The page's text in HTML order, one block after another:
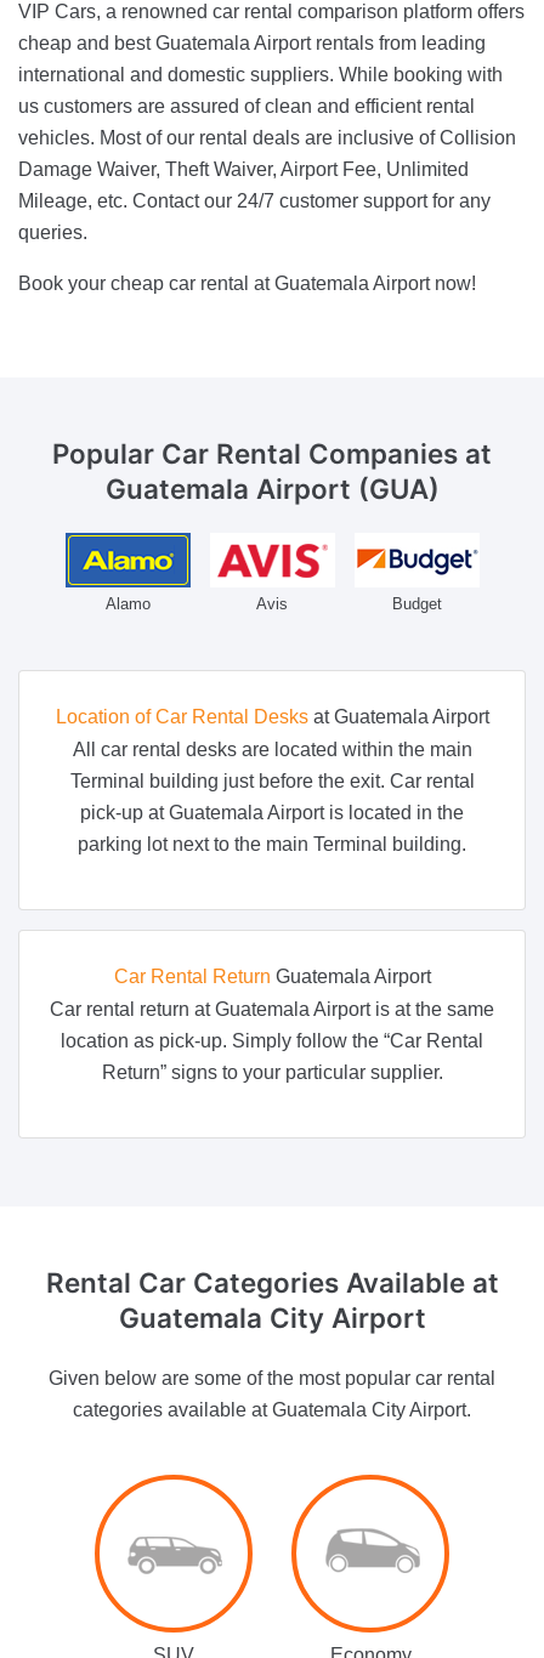
VIP Cars, a renowned car rental comparison platform offers
cheap and best Guatemala Airport rentals from leading
international and domestic suppliers. While booking with
us customers are assured of clean and efficient rental
vehicles. Most of our rental deals are inclusive of Collision
Damage Waiver, Theft Waiver, Airport Fee, Unlimited
Mileage, etc. Contact our 24/7 customer support for any
queries.
Book your cheap car rental at Guatemala Airport now!
Popular Car Rental Companies at
Guatemala Airport (GUA)
Alamo Avis Budget
Location of Car Rental Desksat Guatemala Airport
All car rental desks are located within the main
Terminal building just before the exit. Car rental
pick-up at Guatemala Airport is located in the
parking lot next to the main Terminal building.
Car Rental Return Guatemala Airport
Car rental return at Guatemala Airport is at the same
location as pick-up. Simply follow the “Car Rental
Return” signs to your particular supplier.
Rental Car Categories Available at
Guatemala City Airport
Given below are some of the most popular car rental
categories available at Guatemala City Airport.